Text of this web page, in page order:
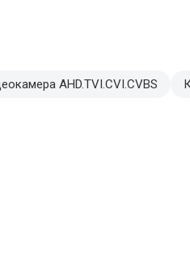
AHD.TVI.CVI.CVBS